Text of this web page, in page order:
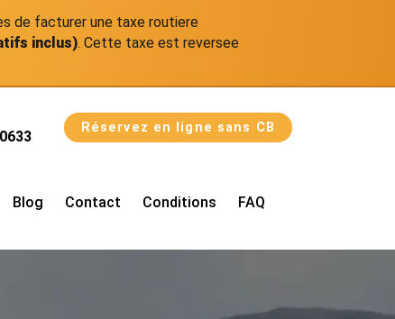
de facturer une taxe routiere
inclus). Cette taxe est reversee
Réservez en ligne sans CB
Blog Contact Conditions
FAQ